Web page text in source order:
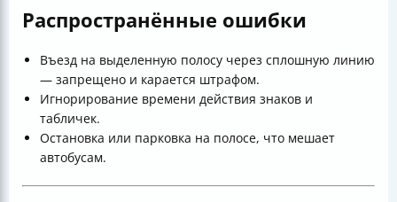
Распространённые ошибки
Въезд на выделенную полосу через сплошную линию
— запрещено и карается штрафом.
Игнорирование времени действия знаков и
табличек.
Остановка или парковка на полосе, что мешает
автобусам.